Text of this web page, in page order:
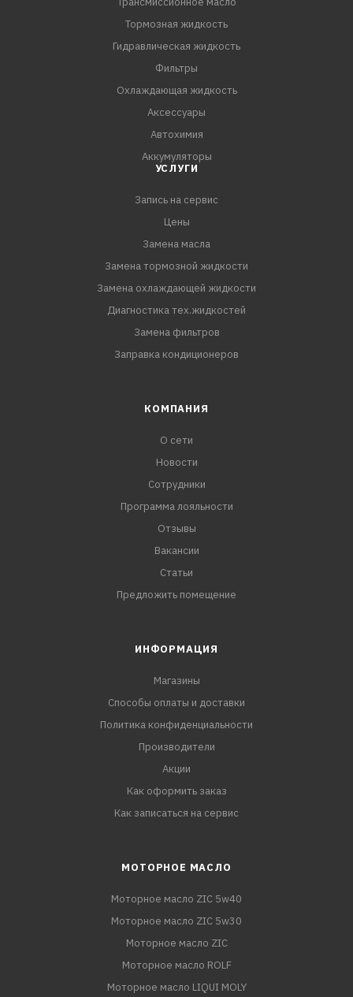
Тормозная жидкость
Гидравлическая жидкость
Фильтры
Охлаждающая жидкость
Аксессуары
Автохимия
Аккумуляторы
УСЛУГИ
Запись на сервис
Цены
Замена масла
Замена тормозной жидкости
Замена охлаждающей жидкости
Диагностика тех.жидкостей
Замена фильтров
Заправка кондиционеров
КОМПАНИЯ
О сети
Новости
Сотрудники
Программа лояльности
Отзывы
Вакансии
Статьи
Предложить помещение
ИНФОРМАЦИЯ
Магазины
Способы оплаты и доставки
Политика конфиденциальности
Производители
Акции
Как оформить заказ
Как записаться на сервис
МОТОРНОЕ МАСЛО
Моторное масло ZIC 5w40
Моторное масло ZIC 5w30
Моторное масло ZIC
Моторное масло ROLF
Моторное масло LIQUI MOLY